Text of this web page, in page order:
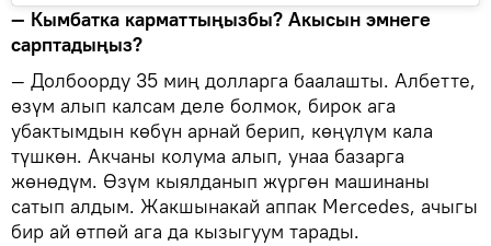
— Кымбатка карматтыңызбы? Акысын эмнеге
сарптадыңыз?
— Долбоорду 35 миң долларга баалашты. Албетте,
өзүм алып калсам деле болмок, бирок ага
убактымдын көбүн арнай берип, көңүлүм кала
түшкөн. Акчаны колума алып, унаа базарга
жөнөдүм. Өзүм кыялданып жүргөн машинаны
сатып алдым. Жакшынакай аппак Mercedes, ачыгы
бир ай өтпөй ага да кызыгуум тарады.